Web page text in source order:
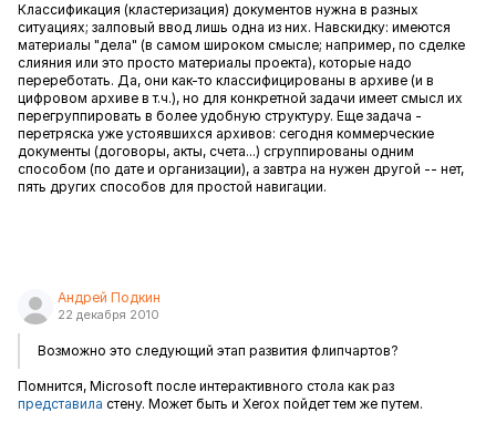
Классификация (кластеризация) документов нужна в разных
ситуациях; залповый ввод лишь одна из них. Навскидку: имеются
материалы "дела" (в самом широком смысле; например, по сделке
слияния или это просто материалы проекта), которые надо
перереботать. Да, они как-то классифицированы в архиве (и в
цифровом архиве в т.ч.), но для конкретной задачи имеет смысл их
перегруппировать в более удобную структуру. Еще задача -
перетряска уже устоявшихся архивов: сегодня коммерческие
документы (договоры, акты, счета...) сгруппированы одним
способом (по дате и организации), а завтра на нужен другой -- нет,
пять других способов для простой навигации.
Андрей Подкин
22 декабря 2010
Возможно это следующий этап развития флипчартов?
Помнится, Microsoft после интерактивного стола как раз
представила стену. Может быть и Xerox пойдет тем же путем.